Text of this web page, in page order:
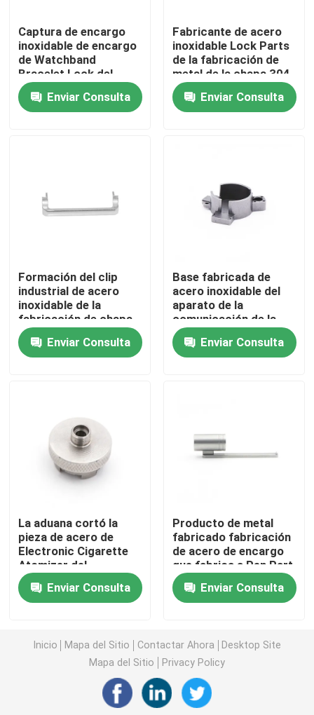
Productos
Sobre nosotros
Contacta con nosotros
Casos de trabajo
Moldeo por inyección auto
Moldeo por inyección médico
Molde de inyección 2K
Molde de inyección de plástico
molde de inyección de metal
La aleación del cinc a presión fundición
El trabajar a máquina de encargo del CNC
Captura de encargo
inoxidable de encargo
de Watchband
Bracelet Lock del
fabricante del metal
Enviar Consulta
Fabricante de acero
inoxidable Lock Parts
de la fabricación de
metal de la chapa 304
Enviar Consulta
Formación del clip
industrial de acero
inoxidable de la
fabricación de chapa
Enviar Consulta
Base fabricada de
acero inoxidable del
aparato de la
comunicación de la
pieza del corte de
encargoEnviar Consulta
La aduana cortó la
pieza de acero de
Electronic Cigarette
Atomizer del
fabricante de las
piezas de metal
Enviar Consulta
Producto de metal
fabricado fabricación
de acero de encargo
que fabrica a Pen Part
elegante
Enviar Consulta
Inicio Mapa del Sitio Contactar Ahora
Desktop Site
Mapa del Sitio
Privacy Policy